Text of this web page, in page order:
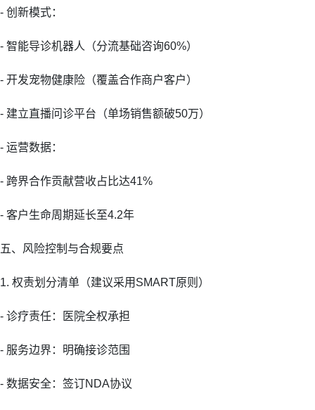
- 创新模式：
- 智能导诊机器人（分流基础咨询60%）
- 开发宠物健康险（覆盖合作商户客户）
- 建立直播问诊平台（单场销售额破50万）
- 运营数据：
- 跨界合作贡献营收占比达41%
- 客户生命周期延长至4.2年
五、风险控制与合规要点
1. 权责划分清单（建议采用SMART原则）
- 诊疗责任：医院全权承担
- 服务边界：明确接诊范围
- 数据安全：签订NDA协议